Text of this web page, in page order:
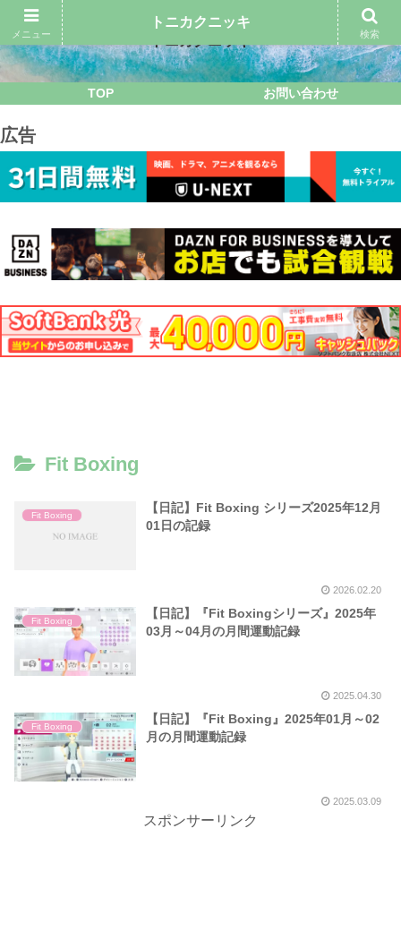
TOP お問い合わせ
広告
Fit Boxing
Fit Boxing
【日記】Fit Boxing シリーズ2025年12月
01日の記録
2026.02.20
Fit Boxing
【日記】『Fit Boxingシリーズ』2025年
03月～04月の月間運動記録
2025.04.30
Fit Boxing
【日記】『Fit Boxing』2025年01月～02
月の月間運動記録
2025.03.09
スポンサーリンク
メニュー
トニカクニッキ
検索